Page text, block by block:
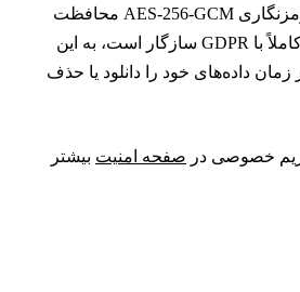
نداریم. تمام داده‌ها با رمزنگاری AES-256-GCM محافظت
می‌شوند و Entergram کاملاً با GDPR سازگار است، به این
داده‌های خود را دانلود یا حذف
خصوصی در صفحه امنیتبیشتر